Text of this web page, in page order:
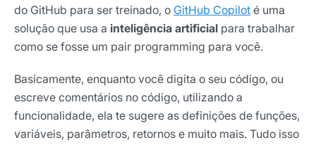
do GitHub para ser treinado, o GitHub Copilot é uma
solução que usa a inteligência artificial para trabalhar
como se fosse um pair programming para você.
Basicamente, enquanto você digita o seu código, ou
escreve comentários no código, utilizando a
funcionalidade, ela te sugere as definições de funções,
variáveis, parâmetros, retornos e muito mais. Tudo isso